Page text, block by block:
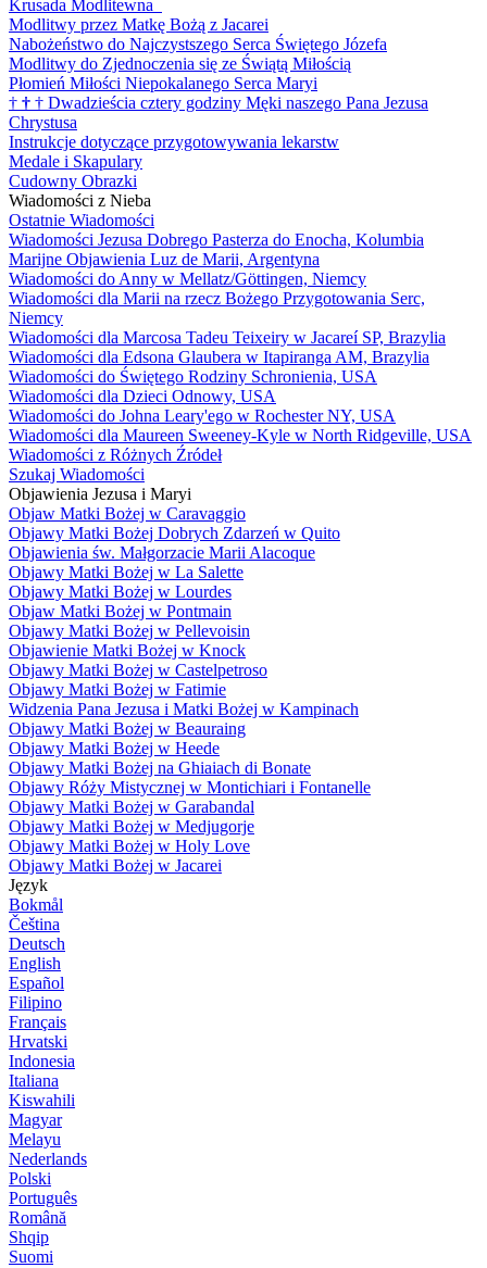
Krusada Modlitewna
Modlitwy przez Matkę Bożą z Jacarei
Nabożeństwo do Najczystszego Serca Świętego Józefa
Modlitwy do Zjednoczenia się ze Świątą Miłością
Płomień Miłości Niepokalanego Serca Maryi
† † † Dwadzieścia cztery godziny Męki naszego Pana Jezusa
Chrystusa
Instrukcje dotyczące przygotowywania lekarstw
Medale i Skapulary
Cudowny Obrazki
Wiadomości z Nieba
Ostatnie Wiadomości
Wiadomości Jezusa Dobrego Pasterza do Enocha, Kolumbia
Marijne Objawienia Luz de Marii, Argentyna
Wiadomości do Anny w Mellatz/Göttingen, Niemcy
Wiadomości dla Marii na rzecz Bożego Przygotowania Serc,
Niemcy
Wiadomości dla Marcosa Tadeu Teixeiry w Jacareí SP, Brazylia
Wiadomości dla Edsona Glaubera w Itapiranga AM, Brazylia
Wiadomości do Świętego Rodziny Schronienia, USA
Wiadomości dla Dzieci Odnowy, USA
Wiadomości do Johna Leary'ego w Rochester NY, USA
Wiadomości dla Maureen Sweeney-Kyle w North Ridgeville, USA
Wiadomości z Różnych Źródeł
Szukaj Wiadomości
Objawienia Jezusa i Maryi
Objaw Matki Bożej w Caravaggio
Objawy Matki Bożej Dobrych Zdarzeń w Quito
Objawienia św. Małgorzacie Marii Alacoque
Objawy Matki Bożej w La Salette
Objawy Matki Bożej w Lourdes
Objaw Matki Bożej w Pontmain
Objawy Matki Bożej w Pellevoisin
Objawienie Matki Bożej w Knock
Objawy Matki Bożej w Castelpetroso
Objawy Matki Bożej w Fatimie
Widzenia Pana Jezusa i Matki Bożej w Kampinach
Objawy Matki Bożej w Beauraing
Objawy Matki Bożej w Heede
Objawy Matki Bożej na Ghiaiach di Bonate
Objawy Róży Mistycznej w Montichiari i Fontanelle
Objawy Matki Bożej w Garabandal
Objawy Matki Bożej w Medjugorje
Objawy Matki Bożej w Holy Love
Objawy Matki Bożej w Jacarei
Język
Bokmål
Čeština
Deutsch
English
Español
Filipino
Français
Hrvatski
Indonesia
Italiana
Kiswahili
Magyar
Melayu
Nederlands
Polski
Português
Română
Shqip
Suomi